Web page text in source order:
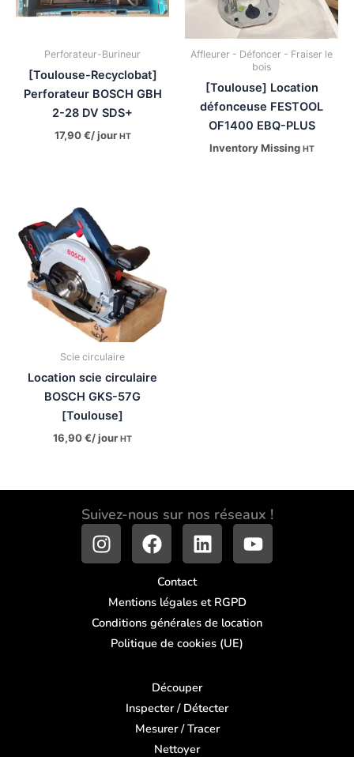
Perforateur-Burineur
[Toulouse-Recyclobat]
Perforateur BOSCH GBH
2-28 DV SDS+
17,90€/ jour HT
Affleurer - Défoncer - Fraiser le
bois
[Toulouse] Location
défonceuse FESTOOL
OF1400 EBQ-PLUS
Inventory Missing HT
Scie circulaire
Location scie circulaire
BOSCH GKS-57G
[Toulouse]
16,90€/ jour HT
Suivez-nous sur nos réseaux !
I
n
a
g
F
a
c
e
b
o
o
L
i
k
e
d
i
Y
o
b
Contact
Mentions légales et RGPD
Conditions générales de location
Politique de cookies (UE)
Découper
Inspecter / Détecter
Mesurer / Tracer
Nettoyer